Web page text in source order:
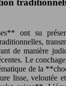
ont su
de manière
Le
de la
lisse, veloutée